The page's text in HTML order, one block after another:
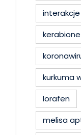
kerabione
kurkuma
lorafen
melisa